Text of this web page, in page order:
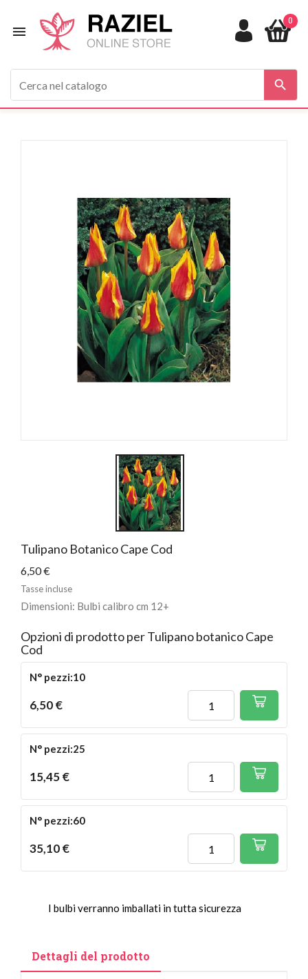

0

Tulipano Botanico Cape Cod
6,50 €
Tasse incluse
Dimensioni: Bulbi calibro cm 12+
Opzioni di prodotto per Tulipano botanico Cape
Cod
N° pezzi:10
6,50 €
N° pezzi:25
15,45 €
N° pezzi:60
35,10 €
I bulbi verranno imballati in tutta sicurezza
Dettagli del prodotto